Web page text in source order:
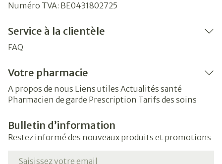
Numéro TVA: BE0431802725
Service à la clientèle
FAQ
Votre pharmacie
A propos de nous Liens utiles Actualités santé
Pharmacien de garde Prescription Tarifs des soins
Bulletin d’information
Restez informé des nouveaux produits et promotions
Adresse mail